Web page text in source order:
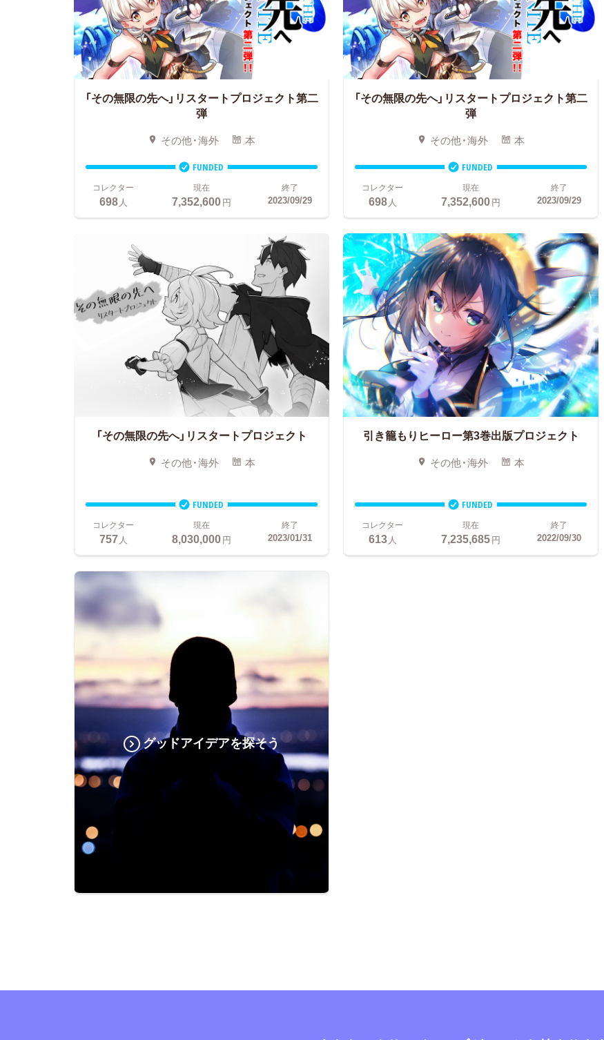
「その無限の先へ」リスタートプロジェクト第二
弾
その他・海外 本
FUNDED
コレクター
698人
現在
7,352,600円
終了
2023/09/29
「その無限の先へ」リスタートプロジェクト第二
弾
その他・海外 本
FUNDED
コレクター
698人
現在
7,352,600円
終了
2023/09/29
「その無限の先へ」リスタートプロジェクト
その他・海外 本
FUNDED
コレクター
757人
現在
8,030,000円
終了
2023/01/31
引き籠もりヒーロー第3巻出版プロジェクト
その他・海外 本
FUNDED
コレクター
613人
現在
7,235,685円
終了
2022/09/30
グッドアイデアを探そう